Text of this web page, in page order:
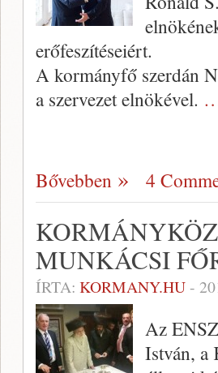
erőfeszítéseiért.
A kormányfő szerdán
a szervezet elnökével.
Bővebben 4
MUNKÁCSI
ÍRTA: KORMANY.HU-
Az
István, a